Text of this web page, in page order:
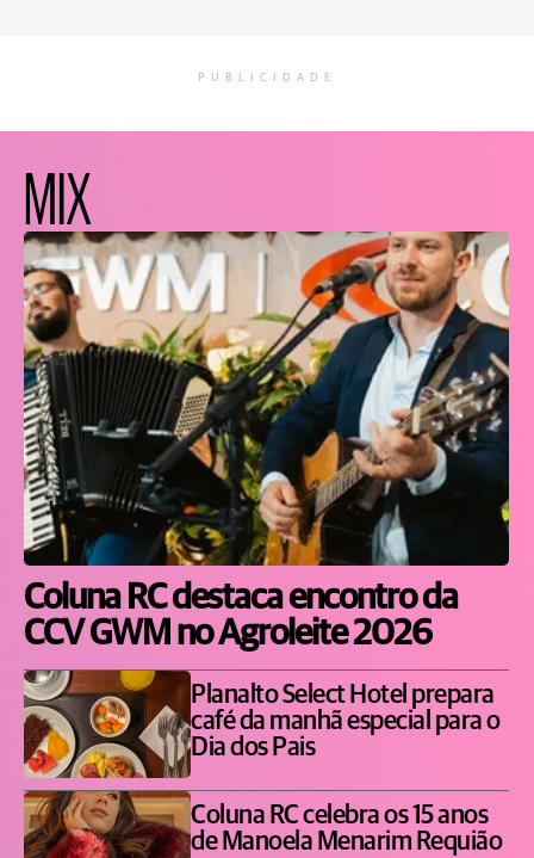
PUBLICIDADE
MIX
Coluna RC destaca encontro da
CCV GWM no Agroleite 2026
Planalto Select Hotel prepara
café da manhã especial para o
Dia dos Pais
Coluna RC celebra os 15 anos
de Manoela Menarim Requião